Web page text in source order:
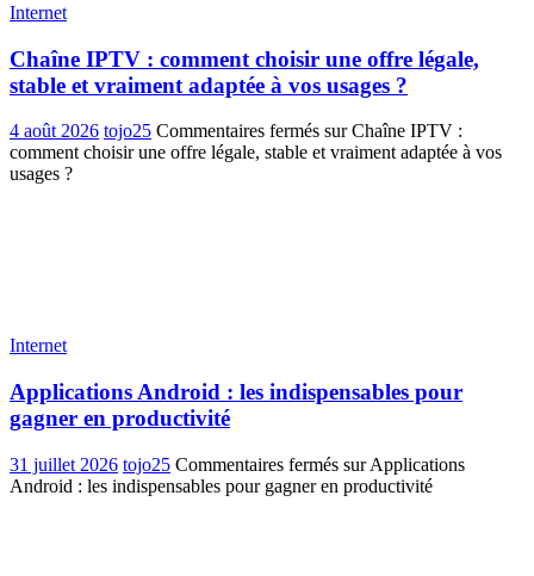
Internet
Chaîne IPTV : comment choisir une offre légale,
stable et vraiment adaptée à vos usages ?
4 août 2026 tojo25 Commentaires fermés sur Chaîne IPTV :
comment choisir une offre légale, stable et vraiment adaptée à vos
usages ?
Internet
Applications Android : les indispensables pour
gagner en productivité
31 juillet 2026 tojo25 Commentaires fermés sur Applications
Android : les indispensables pour gagner en productivité